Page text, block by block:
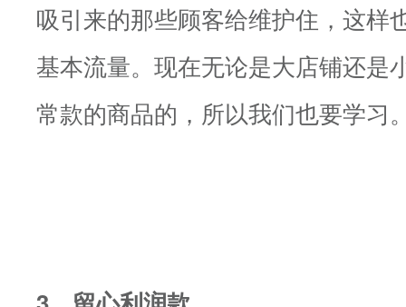
吸引来的那些顾客给维护住，这样
基本流量。现在无论是大店铺还是
常款的商品的，所以我们也要学习